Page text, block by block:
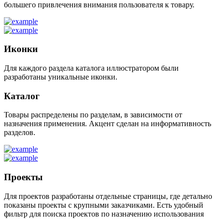
большего привлечения внимания пользователя к товару.
Иконки
Для каждого раздела каталога иллюстратором были
разработаны уникальные иконки.
Каталог
Товары распределены по разделам, в зависимости от
назначения применения. Акцент сделан на информативность
разделов.
Проекты
Для проектов разработаны отдельные страницы, где детально
показаны проекты с крупными заказчиками. Есть удобный
фильтр для поиска проектов по назначению использования